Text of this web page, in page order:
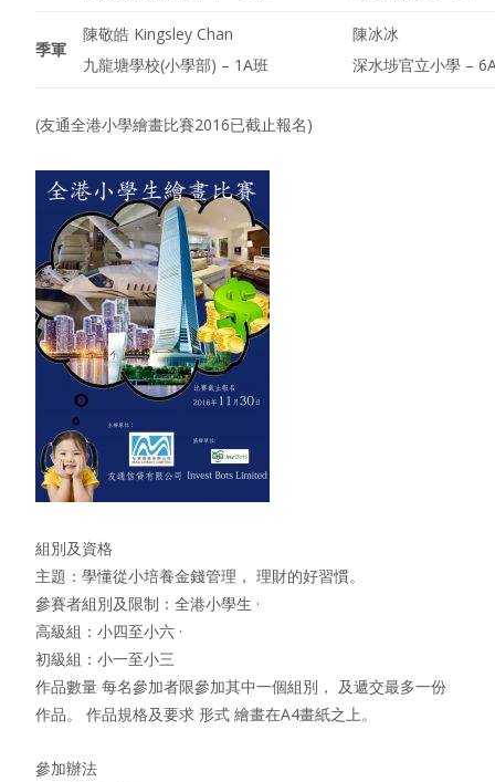
季軍
陳敬皓 Kingsley Chan
九龍塘學校(小學部) – 1A班
陳冰冰
深水埗官立小學 –
(友通全港小學繪畫比賽2016已截止報名)
組別及資格
主題：學懂從小培養金錢管理， 理財的好習慣。
參賽者組別及限制：全港小學生 ·
高級組：小四至小六 ·
初級組：小一至小三
作品數量 每名參加者限參加其中一個組別， 及遞交最多一份
作品。 作品規格及要求 形式 繪畫在A4畫紙之上。
參加辦法